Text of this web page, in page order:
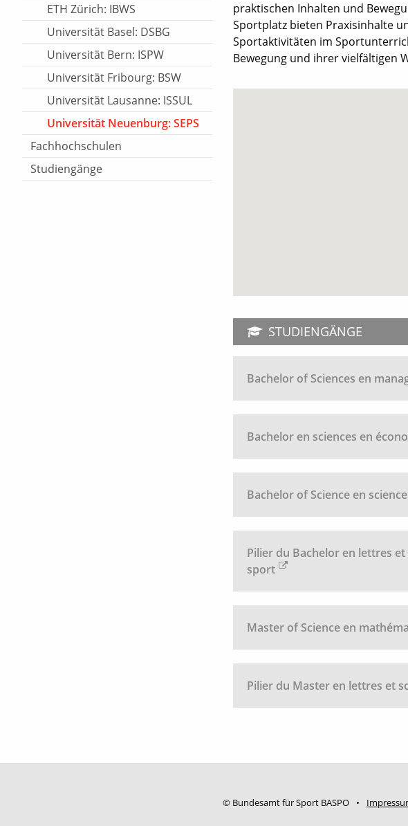
ETH Zürich: IBWS
Universität Basel: DSBG
Universität Bern: ISPW
Universität Fribourg: BSW
Universität Lausanne: ISSUL
Universität Neuenburg: SEPS
Fachhochschulen
Studiengänge
praktischen Inhalten und
Sportplatz bieten Praxisinhalte
Sportaktivitäten im
Bewegung und ihrer vielfältigen
STUDIENGÄNGE
Bachelor of Sciences en
Bachelor en sciences en
Bachelor of Science en
Pilier du Bachelor en lettres
sport
Master of Science en
Pilier du Master en lettres et
© Bundesamt für Sport BASPO